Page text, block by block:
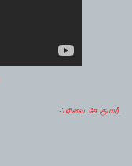
-'பரிவை' சே.குமார்.